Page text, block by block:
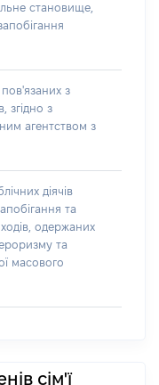
становище,
з
згідно з
агентством з
діячів
та
одержаних
та
масового
сім'ї